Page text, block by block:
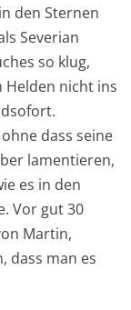
den Sternen
Severian
so klug,
Helden nicht ins
dass seine
lamentieren,
es in den
Vor gut 30
Martin,
dass man es